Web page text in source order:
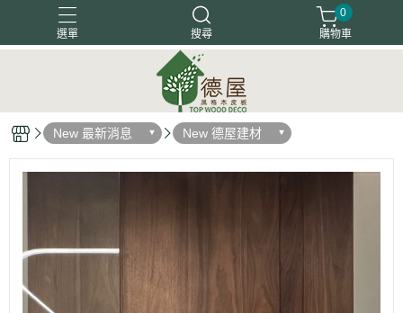
選單 搜尋
木箔藝術
0
購物車
New 最新消息 New 德屋建材